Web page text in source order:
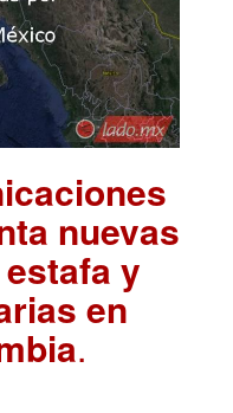
nuevas
y
en
.